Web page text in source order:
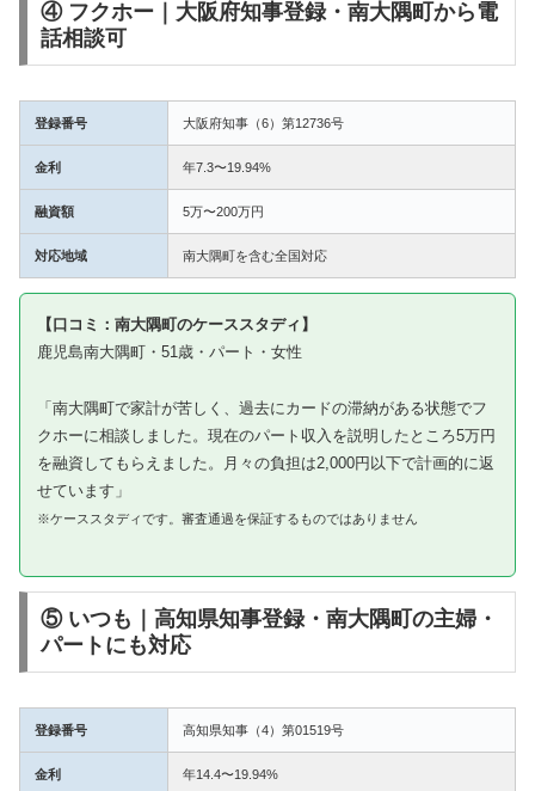
④ フクホー｜大阪府知事登録・南大隅町から電
話相談可
登録番号 大阪府知事（6）第12736号
金利 年7.3〜19.94%
融資額 5万〜200万円
対応地域 南大隅町を含む全国対応
【口コミ：南大隅町のケーススタディ】
鹿児島南大隅町・51歳・パート・女性
「南大隅町で家計が苦しく、過去にカードの滞納がある状態でフ
クホーに相談しました。現在のパート収入を説明したところ5万円
を融資してもらえました。月々の負担は2,000円以下で計画的に返
せています」
※ケーススタディです。審査通過を保証するものではありません
⑤ いつも｜高知県知事登録・南大隅町の主婦・
パートにも対応
登録番号 高知県知事（4）第01519号
金利 年14.4〜19.94%